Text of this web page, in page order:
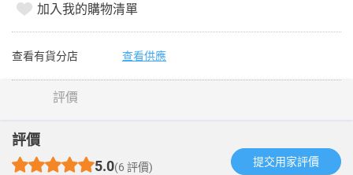
加入我的購物清單
查看有貨分店 查看供應
評價
評價
5.0(6 評價) 提交用家評價​